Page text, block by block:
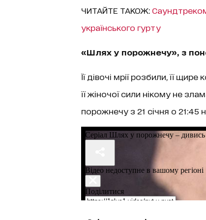
ЧИТАЙТЕ ТАКОЖ:
українського гурту
«Шлях у порожнечу», з
Її дівочі мрії розбили, її
її жіночої сили нікому не
порожнечу з 21 січня о 21:45